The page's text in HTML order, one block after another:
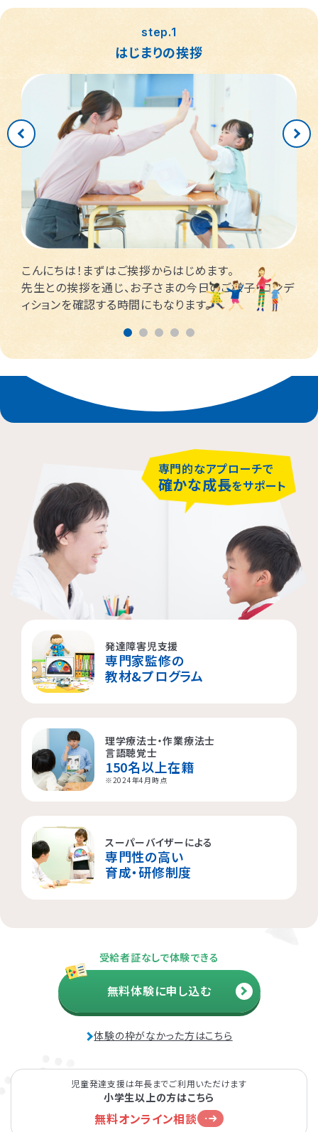
step.1
はじまりの挨拶
こんにちは！まずはご挨拶からはじめます。
先生との挨拶を通じ、お子さまの今日のご様子・コンデ
ィションを確認する時間にもなります。
専門的なアプローチで
確かな成長をサポート
発達障害児支援
専門家監修の
教材&プログラム
理学療法士・作業療法士
言語聴覚士
150名以上在籍
※2024年4月時点
スーパーバイザーによる
専門性の高い
育成・研修制度
受給者証なしで体験できる
無料体験に申し込む
体験の枠がなかった方はこちら
児童発達支援は年長までご利用いただけます
小学生以上の方はこちら
無料オンライン相談
川口市
さいたま市見沼区
さいたま市緑区
三郷市
新座市
戸田市
さいたま市南区
富士見市
所沢市
松戸市
八千代市
流山市
千葉市中央区
世田谷区
新宿区
日野市
目黒区
江戸川区
北区
千代田区
八王子市
杉並区
大田区
荒川区
横浜市戸塚区
相模原市中央区
川崎市中原区
厚木市
茅ケ崎市
藤沢市
横浜市鶴見区
相模原市緑区
川崎市多摩区
横浜市緑区
横浜市都筑区
横浜市旭区
横浜市青葉区
相模原市
名古屋市千種区
名古屋市緑区
名古屋市瑞穂区
名古屋市中村区
堺市北区
高槻市
摂津市
大阪市平野区
堺市西区
大阪市此花区
堺市堺区
大阪市東淀川区
大阪市都島区
神戸市長田区
姫路市
神戸市中央区
仙台市青葉区
児童発達支援
LITALICOジュニア 仙台五橋教室
広島市南区
児童発達支援
LITALICOジュニア 広島皆実教室
福岡市早良区
福岡市西区
福岡市東区
春日市
太宰府市
福岡市中央区